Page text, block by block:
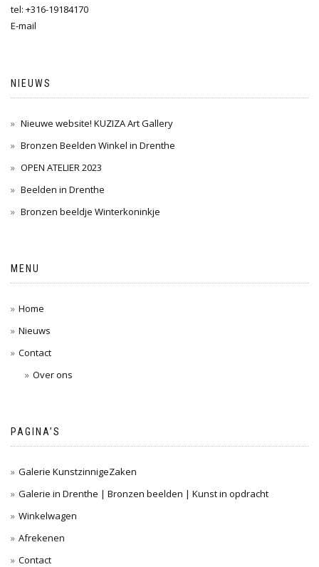
tel: +316-19184170
E-mail
NIEUWS
Nieuwe website! KUZIZA Art Gallery
Bronzen Beelden Winkel in Drenthe
OPEN ATELIER 2023
Beelden in Drenthe
Bronzen beeldje Winterkoninkje
MENU
Home
Nieuws
Contact
Over ons
PAGINA’S
Galerie KunstzinnigeZaken
Galerie in Drenthe | Bronzen beelden | Kunst in opdracht
Winkelwagen
Afrekenen
Contact